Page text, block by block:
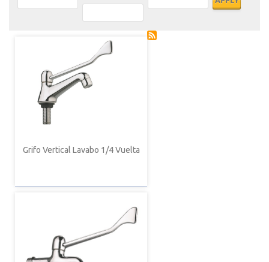
Grifo Vertical Lavabo 1/4 Vuelta